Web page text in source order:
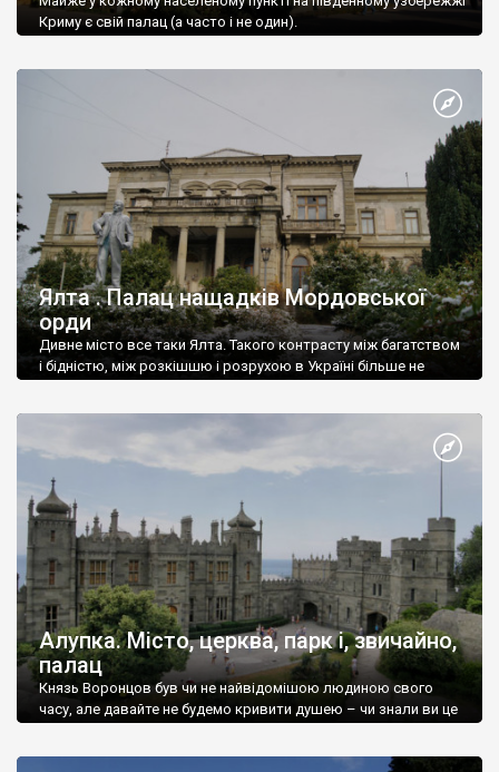
Криму є свій палац (а часто і не один).
Ялта . Палац нащадків Мордовської
орди
Дивне місто все таки Ялта. Такого контрасту між багатством
і бідністю, між розкішшю і розрухою в Україні більше не
Алупка. Місто, церква, парк і, звичайно,
палац
Князь Воронцов був чи не найвідомішою людиною свого
часу, але давайте не будемо кривити душею – чи знали ви це